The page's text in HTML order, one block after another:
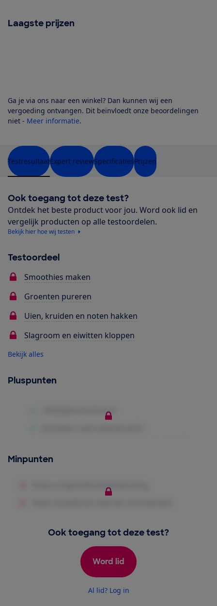
Laagste prijzen
Ga je via ons naar een winkel? Dan kunnen wij een
vergoeding ontvangen. Dit beïnvloedt onze beoordelingen
niet - Meer informatie.
TestresultaatExpert reviewSpecificatiesPrijzen
Ook toegang tot deze test?
Ontdek het beste product voor jou. Word ook lid en
vergelijk producten op alle testoordelen.
Bekijk hier hoe wij testen
Testoordeel
Smoothies maken
Groenten pureren
Uien, kruiden en noten hakken
Slagroom en eiwitten kloppen
Bekijk alles
Pluspunten
Minpunten
Ook toegang tot deze test?
Word lid
Al lid? Log in